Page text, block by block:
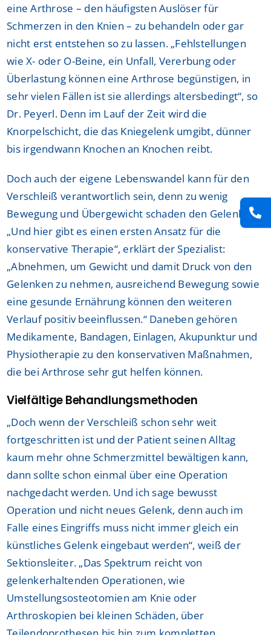
eine Arthrose – den häufigsten Auslöser für
Schmerzen in den Knien – zu behandeln oder gar
nicht erst entstehen so zu lassen. „Fehlstellungen
wie X- oder O-Beine, ein Unfall, Vererbung oder
Überlastung können eine Arthrose begünstigen, in
sehr vielen Fällen ist sie allerdings altersbedingt“, so
Dr. Peyerl. Denn im Lauf der Zeit wird die
Knorpelschicht, die das Kniegelenk umgibt, dünner
bis irgendwann Knochen an Knochen reibt.
Doch auch der eigene Lebenswandel kann für den
Verschleiß verantwortlich sein, denn zu wenig
Bewegung und Übergewicht schaden den Gelenken.
„Und hier gibt es einen ersten Ansatz für die
konservative Therapie“, erklärt der Spezialist:
„Abnehmen, um Gewicht und damit Druck von den
Gelenken zu nehmen, ausreichend Bewegung sowie
eine gesunde Ernährung können den weiteren
Verlauf positiv beeinflussen.“ Daneben gehören
Medikamente, Bandagen, Einlagen, Akupunktur und
Physiotherapie zu den konservativen Maßnahmen,
die bei Arthrose sehr gut helfen können.
Vielfältige Behandlungsmethoden
„Doch wenn der Verschleiß schon sehr weit
fortgeschritten ist und der Patient seinen Alltag
kaum mehr ohne Schmerzmittel bewältigen kann,
dann sollte schon einmal über eine Operation
nachgedacht werden. Und ich sage bewusst
Operation und nicht neues Gelenk, denn auch im
Falle eines Eingriffs muss nicht immer gleich ein
künstliches Gelenk eingebaut werden“, weiß der
Sektionsleiter. „Das Spektrum reicht von
gelenkerhaltenden Operationen, wie
Umstellungsosteotomien am Knie oder
Arthroskopien bei kleinen Schäden, über